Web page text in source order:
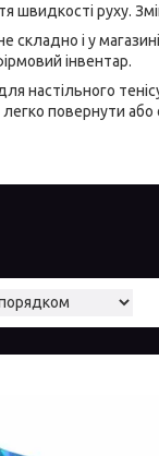
швидкості руху.
складно і у
інвентар.
настільного
повернути або